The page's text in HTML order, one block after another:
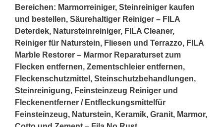
Bereichen: Marmorreiniger, Steinreiniger kaufen
und bestellen, Säurehaltiger Reiniger – FILA
Deterdek, Natursteinreiniger, FILA Cleaner,
Reiniger für Naturstein, Fliesen und Terrazzo, FILA
Marble Restorer – Marmor Reparaturset zum
Flecken entfernen, Zementschleier entfernen,
Fleckenschutzmittel, Steinschutzbehandlungen,
Steinreinigung, Feinsteinzeug Reiniger und
Fleckenentferner / Entfleckungsmittelfür
Feinsteinzeug, Naturstein, Keramik, Granit, Marmor,